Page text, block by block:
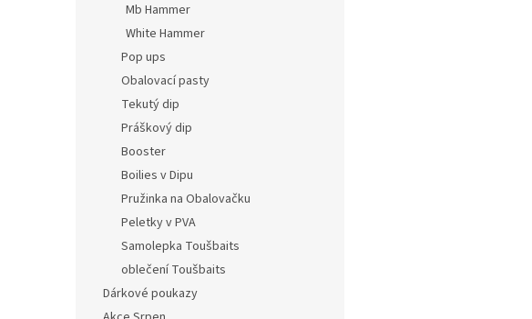
Mb Hammer
White Hammer
Pop ups
Obalovací pasty
Tekutý dip
Práškový dip
Booster
Boilies v Dipu
Pružinka na Obalovačku
Peletky v PVA
Samolepka Toušbaits
oblečení Toušbaits
Dárkové poukazy